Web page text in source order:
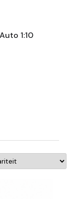
AAN
1:10